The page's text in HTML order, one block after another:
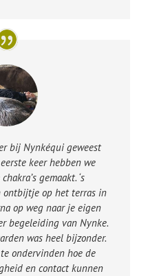
bij Nynkéqui geweest
keer hebben we
gemaakt. ‘s
ontbijtje op het terras in
op weg naar je eigen
begeleiding van Nynke.
was heel bijzonder.
ondervinden hoe de
en contact kunnen